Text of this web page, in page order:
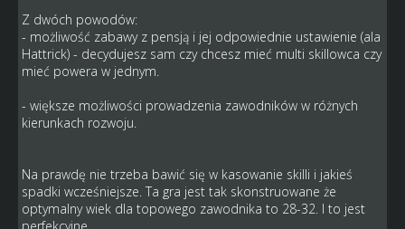
Z dwóch powodów:
- możliwość zabawy z pensją i jej odpowiednie ustawienie (ala
Hattrick) - decydujesz sam czy chcesz mieć multi skillowca czy
mieć powera w jednym.
- większe możliwości prowadzenia zawodników w różnych
kierunkach rozwoju.
Na prawdę nie trzeba bawić się w kasowanie skilli i jakieś
spadki wcześniejsze. Ta gra jest tak skonstruowane że
optymalny wiek dla topowego zawodnika to 28-32. I to jest
perfekcyjne.